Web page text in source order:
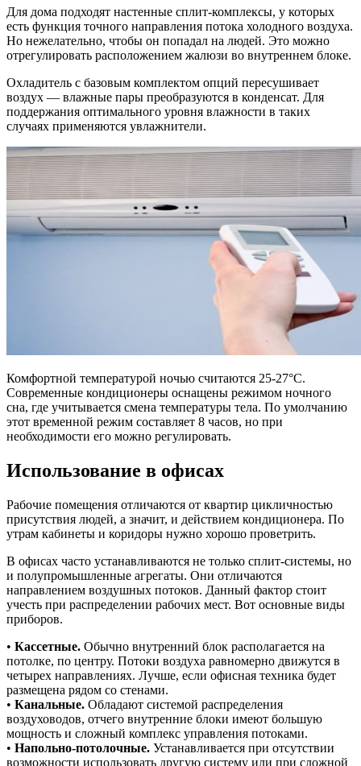
Для дома подходят настенные сплит-комплексы, у которых
есть функция точного направления потока холодного воздуха.
Но нежелательно, чтобы он попадал на людей. Это можно
отрегулировать расположением жалюзи во внутреннем блоке.
Охладитель с базовым комплектом опций пересушивает
воздух — влажные пары преобразуются в конденсат. Для
поддержания оптимального уровня влажности в таких
случаях применяются увлажнители.
Комфортной температурой ночью считаются 25-27°C.
Современные кондиционеры оснащены режимом ночного
сна, где учитывается смена температуры тела. По умолчанию
этот временной режим составляет 8 часов, но при
необходимости его можно регулировать.
Использование в офисах
Рабочие помещения отличаются от квартир цикличностью
присутствия людей, а значит, и действием кондиционера. По
утрам кабинеты и коридоры нужно хорошо проветрить.
В офисах часто устанавливаются не только сплит-системы, но
и полупромышленные агрегаты. Они отличаются
направлением воздушных потоков. Данный фактор стоит
учесть при распределении рабочих мест. Вот основные виды
приборов.
• Кассетные. Обычно внутренний блок располагается на
потолке, по центру. Потоки воздуха равномерно движутся в
четырех направлениях. Лучше, если офисная техника будет
размещена рядом со стенами.
• Канальные. Обладают системой распределения
воздуховодов, отчего внутренние блоки имеют большую
мощность и сложный комплекс управления потоками.
• Напольно-потолочные. Устанавливается при отсутствии
возможности использовать другую систему или при сложной